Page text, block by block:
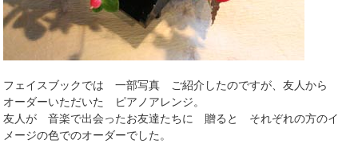
フェイスブックでは 一部写真 ご紹介したのですが、友人から
オーダーいただいた ピアノアレンジ。
友人が 音楽で出会ったお友達たちに 贈ると それぞれの方のイ
メージの色でのオーダーでした。